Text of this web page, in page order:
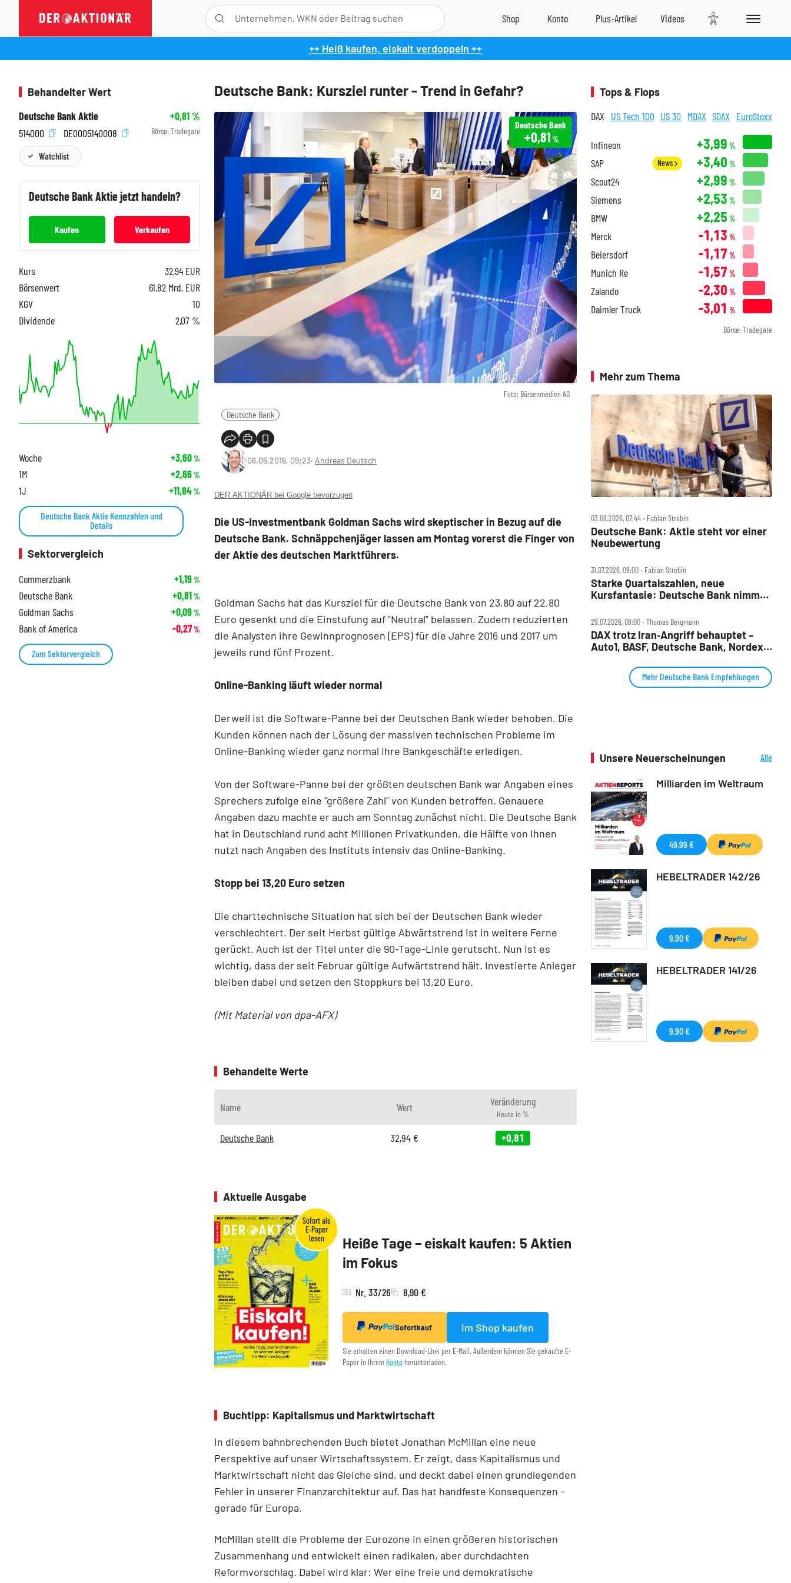
++ Heiß kaufen, eiskalt verdoppeln ++
Deutsche Bank: Kursziel runter - Trend in Gefahr?
Foto: Börsenmedien AG
Deutsche Bank
+0,81 %
Deutsche Bank
06.06.2016, 09:23‧ Andreas Deutsch
DER AKTIONÄR bei Google bevorzugen
Die US-Investmentbank Goldman Sachs wird skeptischer in Bezug auf die
Deutsche Bank. Schnäppchenjäger lassen am Montag vorerst die Finger von
der Aktie des deutschen Marktführers.
Goldman Sachs hat das Kursziel für die Deutsche Bank von 23,80 auf 22,80
Euro gesenkt und die Einstufung auf "Neutral" belassen. Zudem reduzierten
die Analysten ihre Gewinnprognosen (EPS) für die Jahre 2016 und 2017 um
jeweils rund fünf Prozent.
Online-Banking läuft wieder normal
Derweil ist die Software-Panne bei der Deutschen Bank wieder behoben. Die
Kunden können nach der Lösung der massiven technischen Probleme im
Online-Banking wieder ganz normal ihre Bankgeschäfte erledigen.
Von der Software-Panne bei der größten deutschen Bank war Angaben eines
Sprechers zufolge eine "größere Zahl" von Kunden betroffen. Genauere
Angaben dazu machte er auch am Sonntag zunächst nicht. Die Deutsche Bank
hat in Deutschland rund acht Millionen Privatkunden, die Hälfte von Ihnen
nutzt nach Angaben des Instituts intensiv das Online-Banking.
Stopp bei 13,20 Euro setzen
Die charttechnische Situation hat sich bei der Deutschen Bank wieder
verschlechtert. Der seit Herbst gültige Abwärtstrend ist in weitere Ferne
gerückt. Auch ist der Titel unter die 90-Tage-Linie gerutscht. Nun ist es
wichtig, dass der seit Februar gültige Aufwärtstrend hält. Investierte Anleger
bleiben dabei und setzen den Stoppkurs bei 13,20 Euro.
(Mit Material von dpa-AFX)
Behandelte Werte
Name Wert Veränderung
Heute in %
Deutsche Bank 32,94 € +0,81
Aktuelle Ausgabe
Heiße Tage – eiskalt kaufen: 5 Aktien
im Fokus
Nr. 33/26 8,90 €
Sofortkauf Im Shop kaufen
Sie erhalten einen Download-Link per E-Mail. Außerdem können Sie gekaufte E-
Paper in Ihrem Konto herunterladen.
Buchtipp: Kapitalismus und Marktwirtschaft
In diesem bahnbrechenden Buch bietet Jonathan McMillan eine neue
Perspektive auf unser Wirtschaftssystem. Er zeigt, dass Kapitalismus und
Marktwirtschaft nicht das Gleiche sind, und deckt dabei einen grundlegenden
Fehler in unserer Finanzarchitektur auf. Das hat handfeste Konsequenzen –
gerade für Europa.
McMillan stellt die Probleme der Eurozone in einen größeren historischen
Zusammenhang und entwickelt einen radikalen, aber durchdachten
Reformvorschlag. Dabei wird klar: Wer eine freie und demokratische
Behandelter Wert
Deutsche Bank Aktie
+0,81%
514000
DE0005140008 Börse: Tradegate
Watchlist
Deutsche BankAktie jetzt handeln?
Kaufen Verkaufen
Kurs 32,94 EUR
Börsenwert
61,82 Mrd. EUR
KGV
10
Dividende
2,07 %
Woche +3,60%
1M +2,66%
1J +11,84%
Deutsche Bank Aktie Kennzahlen und
Details
Sektorvergleich
Commerzbank
+1,19%
Deutsche Bank +0,81%
Goldman Sachs +0,09%
Bank of America -0,27%
Zum Sektorvergleich
Tops & Flops
DAX US Tech 100 US 30 MDAX SDAX EuroStoxx
Infineon +3,99 %
SAP News +3,40 %
Scout24 +2,99 %
Siemens +2,53 %
BMW +2,25 %
Merck -1,13 %
Beiersdorf -1,17 %
Munich Re -1,57 %
Zalando -2,30 %
Daimler Truck -3,01 %
Börse: Tradegate
Mehr zum Thema
03.08.2026, 07:44 ‧ Fabian Strebin
Deutsche Bank: Aktie steht vor einer
Neubewertung
31.07.2026, 09:00 ‧ Fabian Strebin
Starke Quartalszahlen, neue
Kursfantasie: Deutsche Bank nimmt
29.07.2026, 09:00 ‧ Thomas Bergmann
DAX trotz Iran‑Angriff behauptet –
Auto1, BASF, Deutsche Bank, Nordex,
Mehr Deutsche Bank Empfehlungen
Unsere Neuerscheinungen
Alle
Milliarden im Weltraum
49,99 €
HEBELTRADER 142/26
9,90 €
HEBELTRADER 141/26
9,90 €